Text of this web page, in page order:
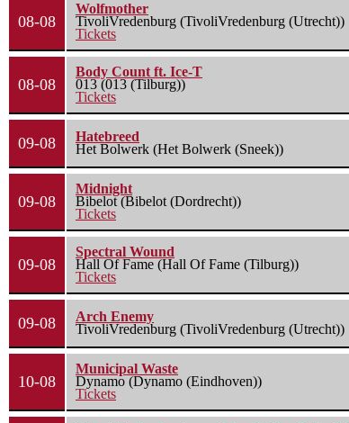
08-08
Wolfmother
TivoliVredenburg (TivoliVredenburg (Utrecht))
Tickets
08-08
Body Count ft. Ice-T
013 (013 (Tilburg))
Tickets
09-08
Hatebreed
Het Bolwerk (Het Bolwerk (Sneek))
09-08
Midnight
Bibelot (Bibelot (Dordrecht))
Tickets
09-08
Spectral Wound
Hall Of Fame (Hall Of Fame (Tilburg))
Tickets
09-08
Arch Enemy
TivoliVredenburg (TivoliVredenburg (Utrecht))
10-08
Municipal Waste
Dynamo (Dynamo (Eindhoven))
Tickets